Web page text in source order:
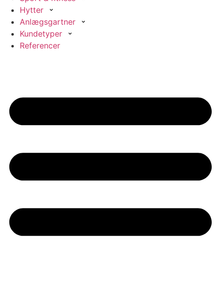
Hytter
Anlægsgartner
Kundetyper
Referencer